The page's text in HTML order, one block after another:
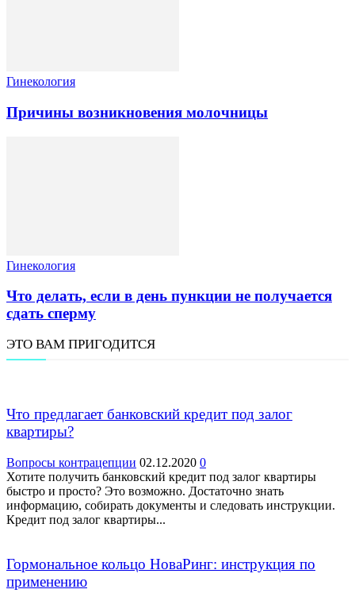
Гинекология
Причины возникновения молочницы
Гинекология
Что делать, если в день пункции не получается
сдать сперму
ЭТО ВАМ ПРИГОДИТСЯ
Что предлагает банковский кредит под залог
квартиры?
Вопросы контрацепции 02.12.2020 0
Хотите получить банковский кредит под залог квартиры
быстро и просто? Это возможно. Достаточно знать
информацию, собирать документы и следовать инструкции.
Кредит под залог квартиры...
Гормональное кольцо НоваРинг: инструкция по
применению